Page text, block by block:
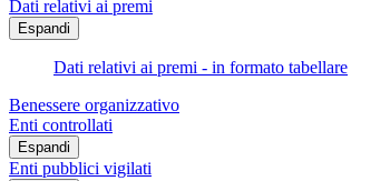
Dati relativi ai premi
Espandi
Dati relativi ai premi - in formato tabellare
Benessere organizzativo
Enti controllati
Espandi
Enti pubblici vigilati